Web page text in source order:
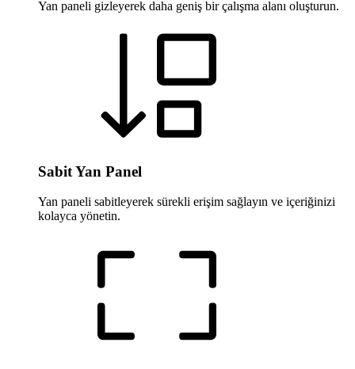
Yan paneli gizleyerek daha geniş bir çalışma alanı oluşturun.
Sabit Yan Panel
Yan paneli sabitleyerek sürekli erişim sağlayın ve içeriğinizi
kolayca yönetin.